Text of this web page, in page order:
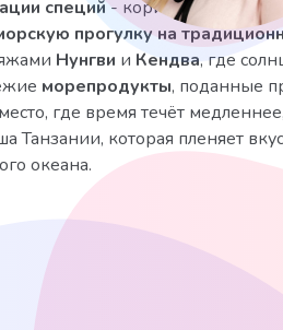
специй - корица, гвоздика,
прогулку на
Нунгви и Кендва, где
морепродукты, поданные
где время течёт
Танзании, которая пленяет
океана.